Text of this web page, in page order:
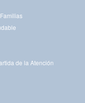
de la Atención